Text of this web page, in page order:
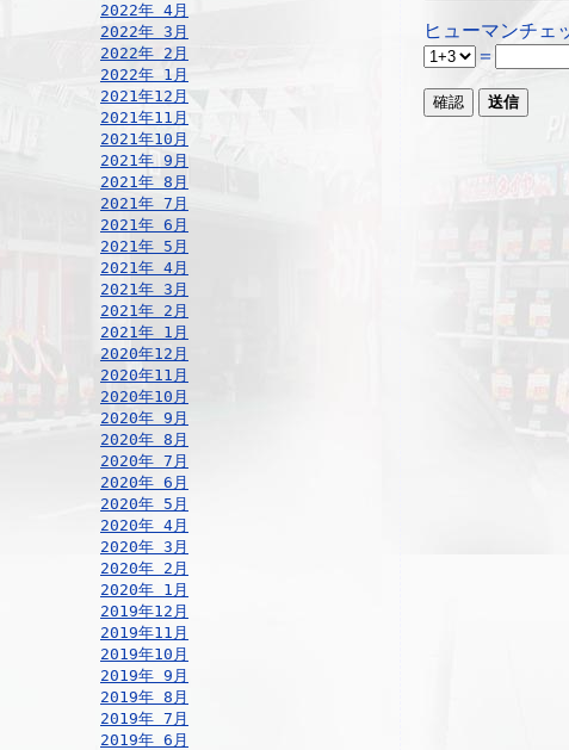
2022年 4月
2022年 3月
2022年 2月
2022年 1月
2021年12月
2021年11月
2021年10月
2021年 9月
2021年 8月
2021年 7月
2021年 6月
2021年 5月
2021年 4月
2021年 3月
2021年 2月
2021年 1月
2020年12月
2020年11月
2020年10月
2020年 9月
2020年 8月
2020年 7月
2020年 6月
2020年 5月
2020年 4月
2020年 3月
2020年 2月
2020年 1月
2019年12月
2019年11月
2019年10月
2019年 9月
2019年 8月
2019年 7月
2019年 6月
ヒューマンチェ
＝